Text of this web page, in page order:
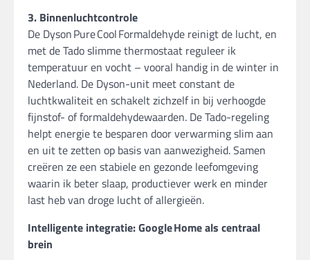
3. Binnenluchtcontrole
De Dyson Pure Cool Formaldehyde reinigt de lucht, en
met de Tado slimme thermostaat reguleer ik
temperatuur en vocht – vooral handig in de winter in
Nederland. De Dyson-unit meet constant de
luchtkwaliteit en schakelt zichzelf in bij verhoogde
fijnstof- of formaldehydewaarden. De Tado-regeling
helpt energie te besparen door verwarming slim aan
en uit te zetten op basis van aanwezigheid. Samen
creëren ze een stabiele en gezonde leefomgeving
waarin ik beter slaap, productiever werk en minder
last heb van droge lucht of allergieën.
Intelligente integratie: GoogleHome als centraal
brein